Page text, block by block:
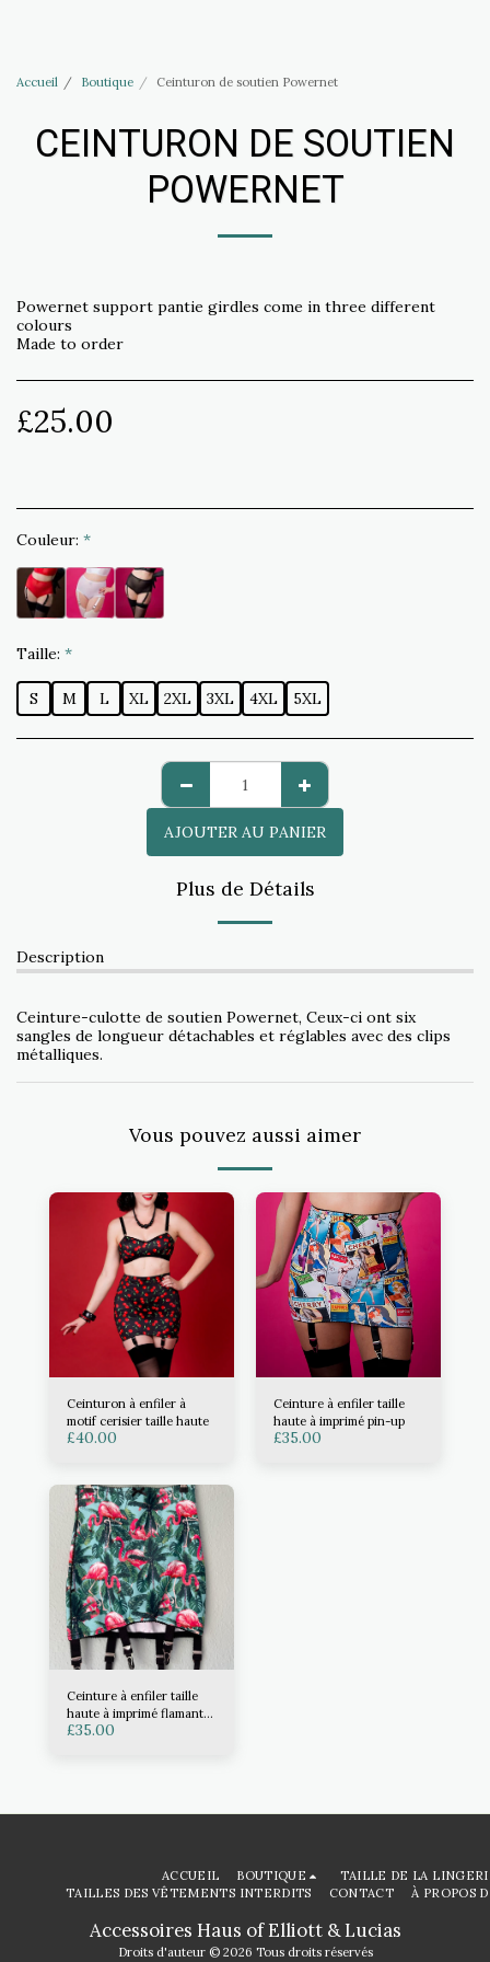
Accueil Boutique Ceinturon de soutien Powernet
CEINTURON DE SOUTIEN
POWERNET
Powernet support pantie girdles come in three different
colours
Made to order
£25.00
Couleur: *
Taille: *
S M L XL 2XL 3XL 4XL 5XL
AJOUTER AU PANIER
Plus de Détails
Description
Ceinture-culotte de soutien Powernet, Ceux-ci ont six
sangles de longueur détachables et réglables avec des clips
métalliques.
Vous pouvez aussi aimer
Ceinturon à enfiler à
motif cerisier taille haute
£40.00
Ceinture à enfiler taille
haute à imprimé pin-up
£35.00
Ceinture à enfiler taille
haute à imprimé flamant
rose
£35.00
Accessoires Haus of Elliott & Lucias
Droits d'auteur © 2026 Tous droits réservés
ACCUEIL BOUTIQUE
TAILLE DE LA
TAILLES DES VÊTEMENTS INTERDITS
CONTACT À PROPOS